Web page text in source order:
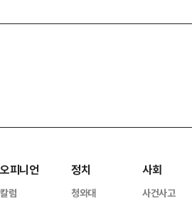
오피니언
칼럼
정치
청와대
사회
사건사고